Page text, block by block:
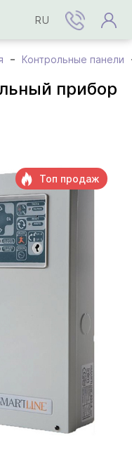
RU
Контрольные панели
прибор
Топ продаж